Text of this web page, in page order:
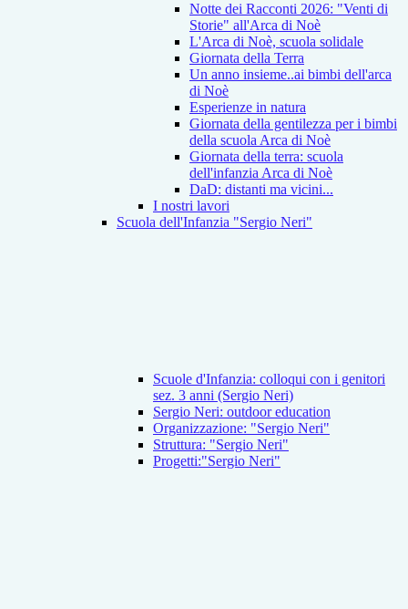
Notte dei Racconti 2026: "Venti di
Storie" all'Arca di Noè
L'Arca di Noè, scuola solidale
Giornata della Terra
Un anno insieme..ai bimbi dell'arca
di Noè
Esperienze in natura
Giornata della gentilezza per i bimbi
della scuola Arca di Noè
Giornata della terra: scuola
dell'infanzia Arca di Noè
DaD: distanti ma vicini...
I nostri lavori
Scuola dell'Infanzia "Sergio Neri"
Scuole d'Infanzia: colloqui con i genitori
sez. 3 anni (Sergio Neri)
Sergio Neri: outdoor education
Organizzazione: "Sergio Neri"
Struttura: "Sergio Neri"
Progetti:"Sergio Neri"